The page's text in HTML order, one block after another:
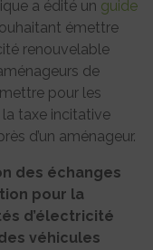
a édité un guide
émettre
renouvelable
de
pour les
taxe incitative
d’un aménageur.
des échanges
pour la
d’électricité
véhicules